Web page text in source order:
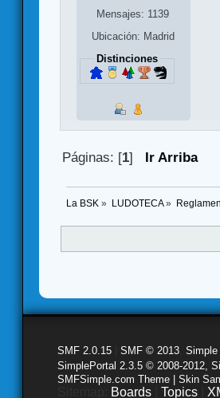
Mensajes: 1139
Ubicación: Madrid
Distinciones
Páginas: [1] Ir Arriba
La BSK » LUDOTECA»
SMF 2.0.15 SMF © 2013 Simple
SimplePortal 2.3.5 © 2008-2012,
SMFSimple.com Theme | Skin
Boards Topics